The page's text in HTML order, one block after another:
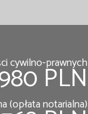
cywilno-prawnych
PLN
(opłata notarialna)